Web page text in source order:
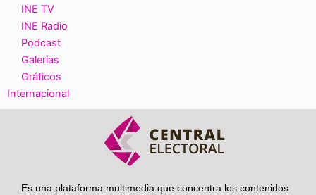
INE TV
INE Radio
Podcast
Galerías
Gráficos
Internacional
Es una plataforma multimedia que concentra los contenidos